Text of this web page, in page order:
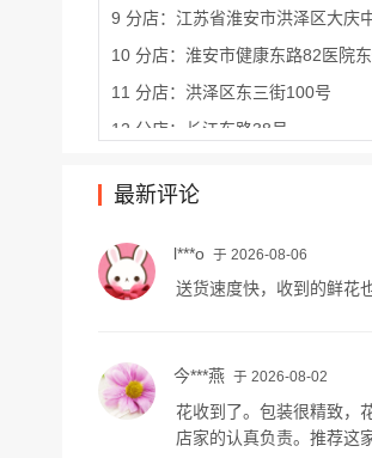
9 分店：江苏省淮安市洪泽区大庆
10 分店：淮安市健康东路82医院东
11 分店：洪泽区东三街100号
12 分店：长江东路38号
14 分店：清浦区淮安市清江浦区
15 分店：淮安市金湖县金湖路7号
16 分店：翔宇大道大润发北边200
最新评论
l***o 于 2026-08-06
送货速度快，收到的鲜花
今***燕 于 2026-08-02
花收到了。包装很精致，
店家的认真负责。推荐这